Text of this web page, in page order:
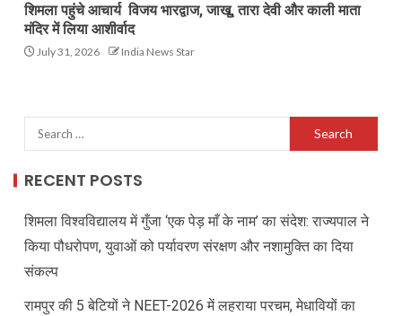
शिमला पहुंचे आचार्य विजय भारद्वाज, जाखू, तारा देवी और काली माता
मंदिर में लिया आशीर्वाद
July 31, 2026 India News Star
RECENT POSTS
शिमला विश्वविद्यालय में गुँजा ‘एक पेड़ माँ के नाम’ का संदेश: राज्यपाल ने
किया पौधरोपण, युवाओं को पर्यावरण संरक्षण और नशामुक्ति का दिया
संकल्प
रामपुर की 5 बेटियों ने NEET-2026 में लहराया परचम, मेधावियों का